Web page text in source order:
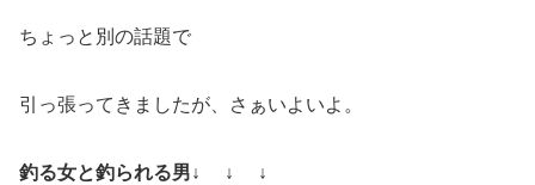
ちょっと別の話題で
引っ張ってきましたが、さぁいよいよ。
釣る女と釣られる男↓ ↓ ↓